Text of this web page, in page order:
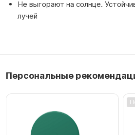
Не выгорают на солнце.
лучей
Персональные